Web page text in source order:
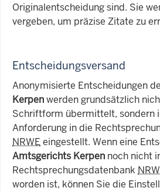
Originalentscheidung sind. Sie
vergeben, um präzise Zitate zu
Entscheidungsversand
Anonymisierte Entscheidungen
Kerpenwerden grundsätzlich
Schriftform übermittelt, sondern
Anforderung in die
NRWE eingestellt. Wenn eine
Amtsgerichts Kerpen noch nicht
Rechtsprechungsdatenbank
worden ist, können Sie die